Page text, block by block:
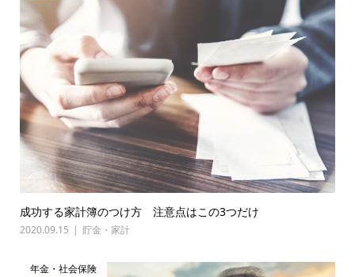
成功する家計簿のつけ方 注意点はこの3つだけ
2020.09.15 貯金・家計
年金・社会保険